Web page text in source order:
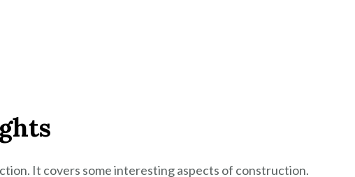
It covers some interesting aspects of construction.